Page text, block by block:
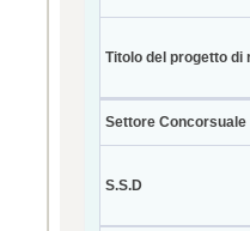
Titolo del progetto di
Settore Concorsuale
S.S.D